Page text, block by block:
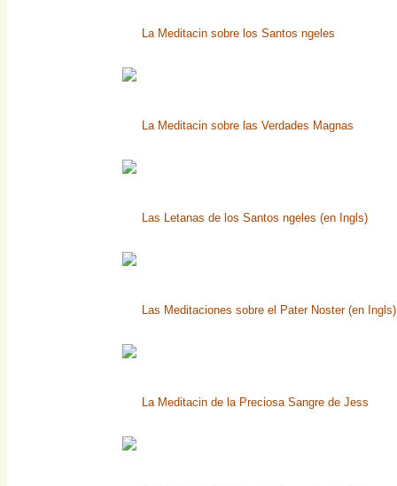
La Meditacin sobre los Santos ngeles
La Meditacin sobre las Verdades Magnas
Las Letanas de los Santos ngeles (en Ingls)
Las Meditaciones sobre el Pater Noster (en Ingls)
La Meditacin de la Preciosa Sangre de Jess